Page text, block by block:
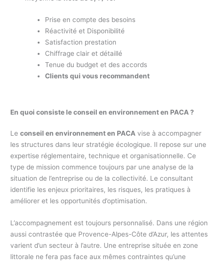
Prise en compte des besoins
Réactivité et Disponibilité
Satisfaction prestation
Chiffrage clair et détaillé
Tenue du budget et des accords
Clients qui vous recommandent
En quoi consiste le conseil en environnement en PACA ?
Leconseil en environnement en PACA vise à accompagner
les structures dans leur stratégie écologique. Il repose sur une
expertise réglementaire, technique et organisationnelle. Ce
type de mission commence toujours par une analyse de la
situation de l’entreprise ou de la collectivité. Le consultant
identifie les enjeux prioritaires, les risques, les pratiques à
améliorer et les opportunités d’optimisation.
L’accompagnement est toujours personnalisé. Dans une région
aussi contrastée que Provence-Alpes-Côte d’Azur, les attentes
varient d’un secteur à l’autre. Une entreprise située en zone
littorale ne fera pas face aux mêmes contraintes qu’une